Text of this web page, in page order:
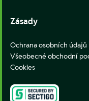
Zásady
Ochrana osobních údajů
Všeobecné obchodní
Cookies